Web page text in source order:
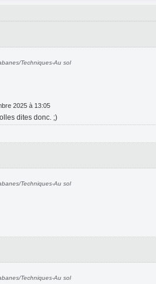
Techniques-Au sol
2025 à 13:05
dites donc. ;)
Techniques-Au sol
Techniques-Au sol